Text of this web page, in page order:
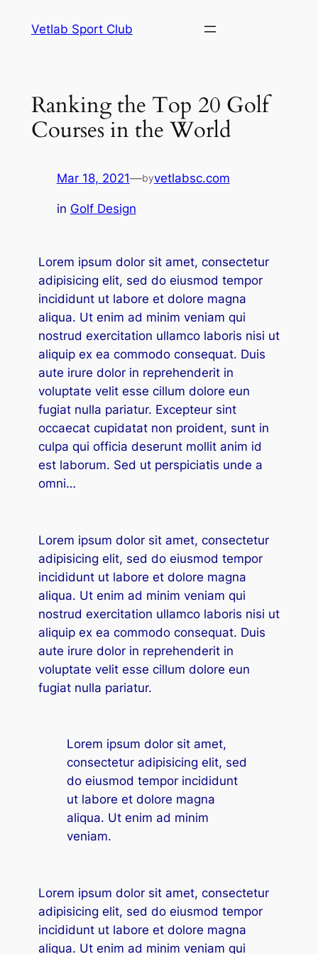
panel
panel
panel
panel
panel
panel
panel
panel
panel
panel
giriş
panel
Panel
panel
panel
panel
panel
Vetlab Sport Club
Ranking the Top 20 Golf
Courses in the World
Mar 18, 2021—byvetlabsc.com
in Golf Design
Lorem ipsum dolor sit amet, consectetur
adipisicing elit, sed do eiusmod tempor
incididunt ut labore et dolore magna
aliqua. Ut enim ad minim veniam qui
nostrud exercitation ullamco laboris nisi ut
aliquip ex ea commodo consequat. Duis
aute irure dolor in reprehenderit in
voluptate velit esse cillum dolore eun
fugiat nulla pariatur. Excepteur sint
occaecat cupidatat non proident, sunt in
culpa qui officia deserunt mollit anim id
est laborum. Sed ut perspiciatis unde a
omni…
Lorem ipsum dolor sit amet, consectetur
adipisicing elit, sed do eiusmod tempor
incididunt ut labore et dolore magna
aliqua. Ut enim ad minim veniam qui
nostrud exercitation ullamco laboris nisi ut
aliquip ex ea commodo consequat. Duis
aute irure dolor in reprehenderit in
voluptate velit esse cillum dolore eun
fugiat nulla pariatur.
Lorem ipsum dolor sit amet,
consectetur adipisicing elit, sed
do eiusmod tempor incididunt
ut labore et dolore magna
aliqua. Ut enim ad minim
veniam.
Lorem ipsum dolor sit amet, consectetur
adipisicing elit, sed do eiusmod tempor
incididunt ut labore et dolore magna
aliqua. Ut enim ad minim veniam qui